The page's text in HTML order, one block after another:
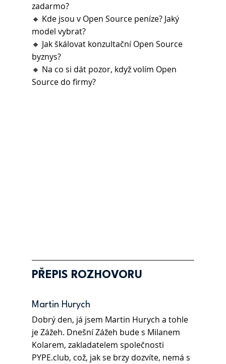
zadarmo?
🔸 Kde jsou v Open Source peníze? Jaký
model vybrat?
🔸 Jak škálovat konzultační Open Source
byznys?
🔸 Na co si dát pozor, když volím Open
Source do firmy?
PŘEPIS ROZHOVORU
Martin Hurych
Dobrý den, já jsem Martin Hurych a tohle
je Zážeh. Dnešní Zážeh bude s Milanem
Kolarem, zakladatelem společnosti
PYPE.club, což, jak se brzy dozvíte, nemá s